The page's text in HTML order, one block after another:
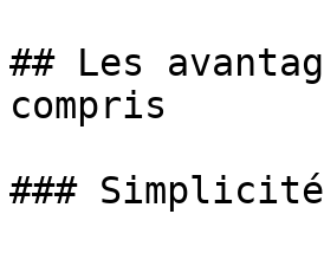
## Les
compris
###